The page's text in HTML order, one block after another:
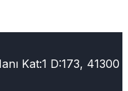
Kat:1 D:173, 41300